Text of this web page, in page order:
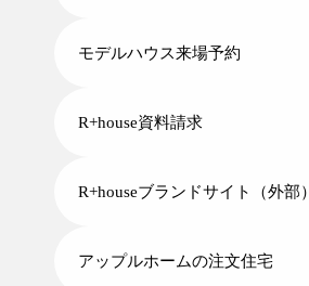
モデルハウス来場予約
R+house資料請求
R+houseブランドサイト（外部）
アップルホームの注文住宅